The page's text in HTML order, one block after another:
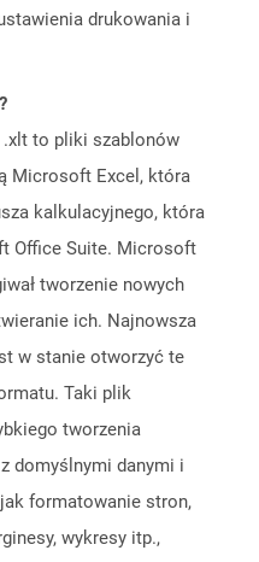
drukowania i
to pliki szablonów
Microsoft Excel, która
kalkulacyjnego, która
Office Suite. Microsoft
tworzenie nowych
ich. Najnowsza
w stanie otworzyć te
Taki plik
tworzenia
domyślnymi danymi i
formatowanie stron,
wykresy itp.,